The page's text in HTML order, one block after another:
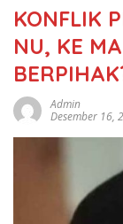
KONFLIK
NU, KE
Admin
Desember 16,